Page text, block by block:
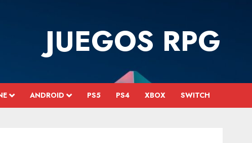
JUEGOS RPG
ANDROID PS5 PS4 XBOX SWITCH